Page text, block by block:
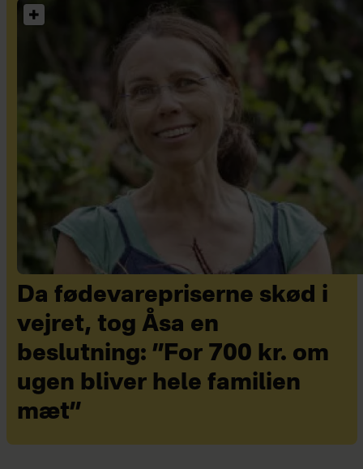
Da fødevarepriserne skød i
vejret, tog Åsa en
beslutning: ”For 700 kr. om
ugen bliver hele familien
mæt”